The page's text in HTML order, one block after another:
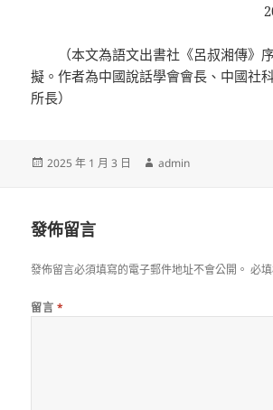
（本文為語文出書社《呂叔湘傳》
擬。作者為中國說話學會會長、中國社
所長）
發
2025 年 1 月 3 日
作
admin
發佈留言
發佈留言必須填寫的電子郵件地址不會公開。 必
留言 *